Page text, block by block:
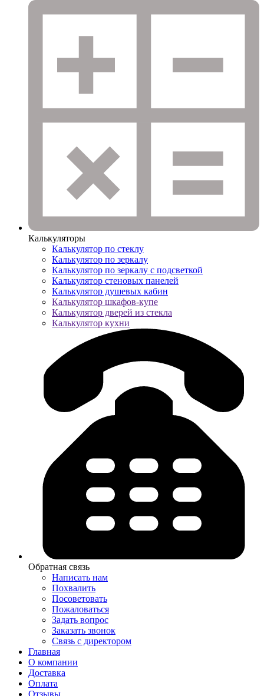
Калькуляторы
Калькулятор по стеклу
Калькулятор по зеркалу
Калькулятор по зеркалу с подсветкой
Калькулятор стеновых панелей
Калькулятор душевых кабин
Калькулятор шкафов-купе
Калькулятор дверей из стекла
Калькулятор кухни
Обратная связь
Написать нам
Похвалить
Посоветовать
Пожаловаться
Задать вопрос
Заказать звонок
Связь с директором
Главная
О компании
Доставка
Оплата
Отзывы